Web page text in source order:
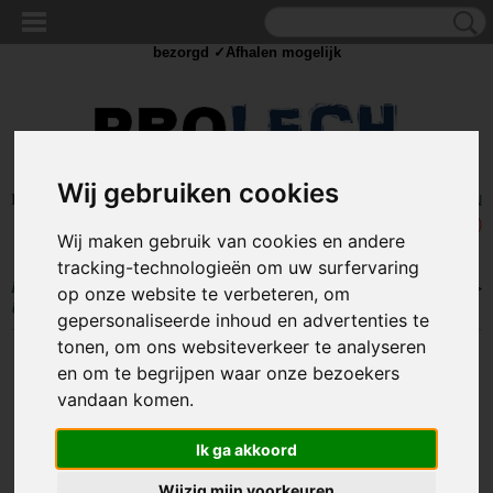
Wij gebruiken cookies
Wij maken gebruik van cookies en andere
tracking-technologieën om uw surfervaring
op onze website te verbeteren, om
gepersonaliseerde inhoud en advertenties te
tonen, om ons websiteverkeer te analyseren
en om te begrijpen waar onze bezoekers
vandaan komen.
Ik ga akkoord
Inloggen Registreren
UW WINKELWAGEN
(0)
Home >BEELD EN GELUID > Kabels en Splitters>
>
USB-C Duo adapter - naar mini jack + USB-C - Premium
bezorgd ✓Afhalen mogelijk